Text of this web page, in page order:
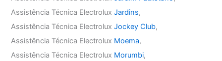
Assistência Técnica ElectroluxJardins,
Assistência Técnica ElectroluxJockey Club,
Assistência Técnica Electrolux Moema,
Assistência Técnica Electrolux Morumbi,